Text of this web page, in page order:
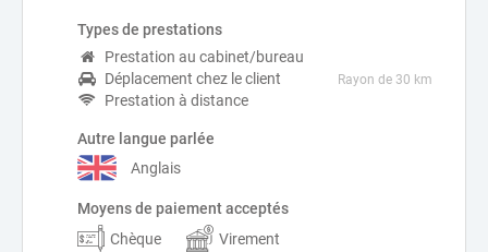
Types de prestations
Prestation au cabinet/bureau
Déplacement chez le client
Rayon de 30 km
Prestation à distance
Autre langue parlée
Anglais
Moyens de paiement acceptés
Chèque
Virement